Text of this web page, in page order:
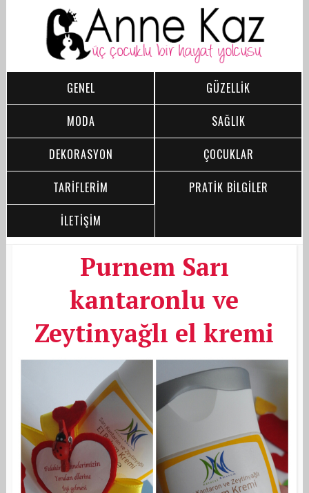
GENEL
GÜZELLİK
MODA
SAĞLIK
DEKORASYON
ÇOCUKLAR
TARİFLERİM
PRATİK BİLGİLER
İLETİŞİM
Purnem Sarı
kantaronlu ve
Zeytinyağlı el kremi